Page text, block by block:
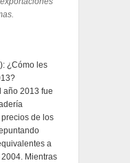
¿Cómo les
año 2013 fue
de los
a
Mientras